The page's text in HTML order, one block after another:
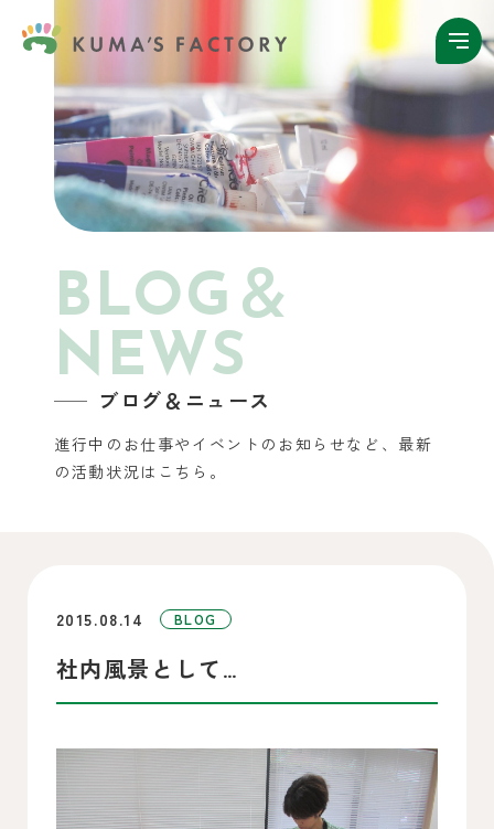
BLOG＆
NEWS
ブログ＆ニュース
進行中のお仕事やイベントのお知らせなど、 最新
の活動状況はこちら。
2015.08.14 BLOG
社内風景として…